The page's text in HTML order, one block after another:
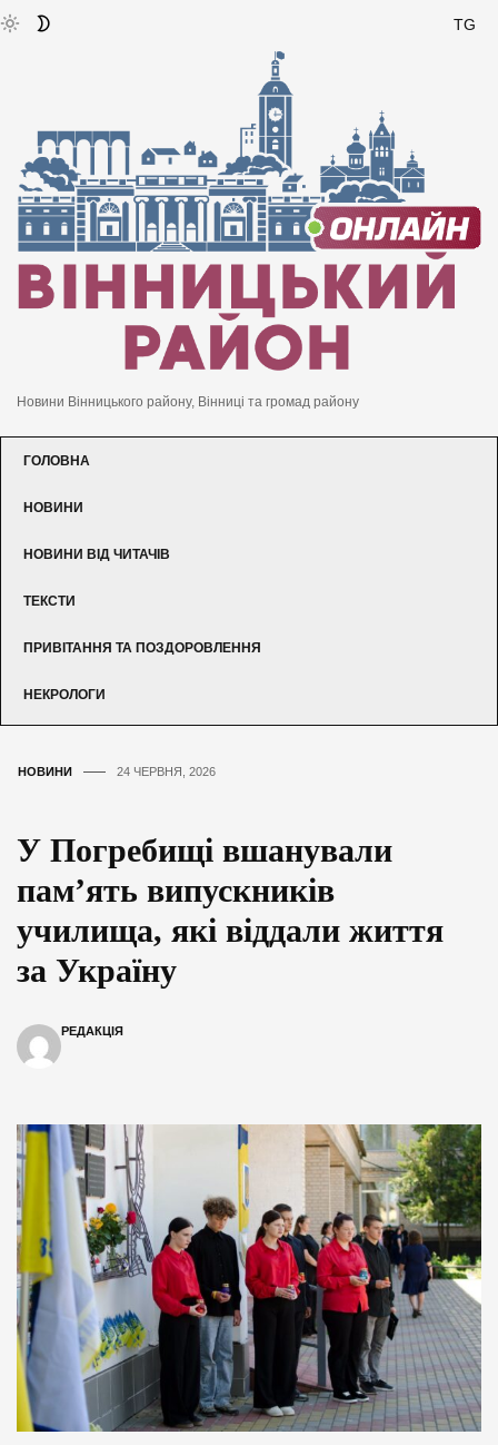
TG
Новини Вінницького району, Вінниці та громад району
ГОЛОВНА
НОВИНИ
НОВИНИ ВІД ЧИТАЧІВ
ТЕКСТИ
ПРИВІТАННЯ ТА ПОЗДОРОВЛЕННЯ
НЕКРОЛОГИ
НОВИНИ 24 ЧЕРВНЯ, 2026
У Погребищі вшанували
пам’ять випускників
училища, які віддали життя
за Україну
РЕДАКЦІЯ